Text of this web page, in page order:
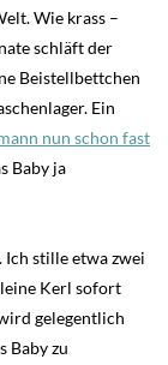
Wie krass –
schläft der
Beistellbettchen
Ein
nun schon fast
Baby ja
stille etwa zwei
Kerl sofort
gelegentlich
Baby zu